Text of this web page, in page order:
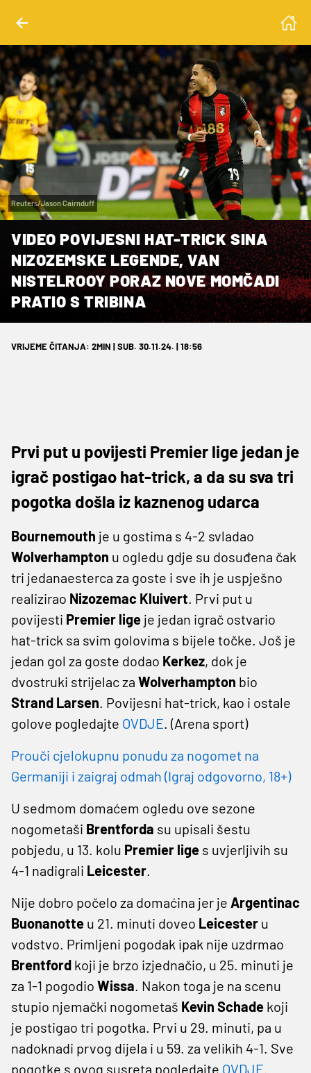
Reuters/Jason Cairnduff
VIDEO POVIJESNI HAT-TRICK SINA
NIZOZEMSKE LEGENDE, VAN
NISTELROOY PORAZ NOVE MOMČADI
PRATIO S TRIBINA
VRIJEME ČITANJA: 2MIN | SUB. 30.11.24. | 18:56
Prvi put u povijesti Premier lige jedan je
igrač postigao hat-trick, a da su sva tri
pogotka došla iz kaznenog udarca
Bournemouth je u gostima s 4-2 svladao
Wolverhampton u ogledu gdje su dosuđena čak
tri jedanaesterca za goste i sve ih je uspješno
realizirao Nizozemac Kluivert. Prvi put u
povijesti Premier lige je jedan igrač ostvario
hat-trick sa svim golovima s bijele točke. Još je
jedan gol za goste dodao Kerkez, dok je
dvostruki strijelac za Wolverhampton bio
Strand Larsen. Povijesni hat-trick, kao i ostale
golove pogledajte OVDJE. (Arena sport)
Prouči cjelokupnu ponudu za nogomet na
Germaniji i zaigraj odmah (Igraj odgovorno, 18+)
U sedmom domaćem ogledu ove sezone
nogometaši Brentforda su upisali šestu
pobjedu, u 13. kolu Premier lige s uvjerljivih su
4-1 nadigrali Leicester.
Nije dobro počelo za domaćina jer je Argentinac
Buonanotte u 21. minuti doveo Leicester u
vodstvo. Primljeni pogodak ipak nije uzdrmao
Brentford koji je brzo izjednačio, u 25. minuti je
za 1-1 pogodio Wissa. Nakon toga je na scenu
stupio njemački nogometaš Kevin Schade koji
je postigao tri pogotka. Prvi u 29. minuti, pa u
nadoknadi prvog dijela i u 59. za velikih 4-1. Sve
pogotke s ovog susreta pogledajte OVDJE.